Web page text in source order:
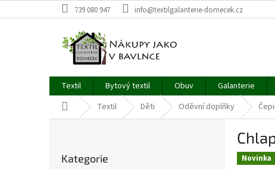
na
739 080 947 info@textilgalanterie-domecek.cz
Textil Bytový textil Obuv Galanterie
Domů Textil Děti Oděvní doplňky
kategorie
Kategorie Novinka